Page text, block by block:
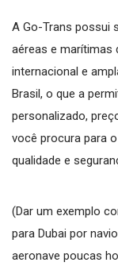
A Go-Trans possui
aéreas e marítimas
internacional e
Brasil, o que a
personalizado,
você procura para
qualidade e
(Dar um exemplo
para Dubai por
aeronave poucas